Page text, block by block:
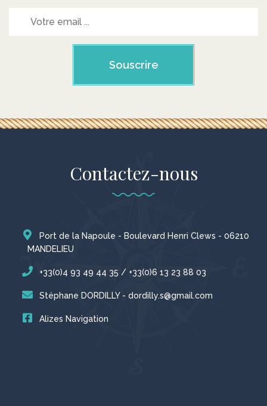
Souscrire
Contactez-nous
Port de la Napoule - Boulevard Henri Clews - 06210
MANDELIEU
+33(0)4 93 49 44 35 / +33(0)6 13 23 88 03
Stéphane DORDILLY - dordilly.s@gmail.com
Alizes Navigation